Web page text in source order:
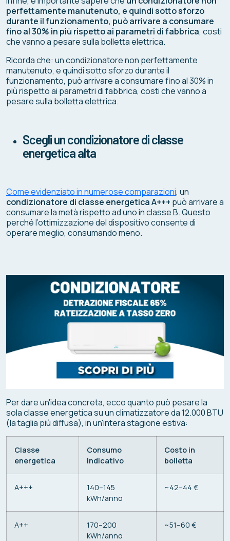
perfettamente manutenuto, e quindi sotto sforzo
durante il funzionamento, può arrivare a consumare
fino al 30% in più rispetto ai parametri di fabbrica, costi
che vanno a pesare sulla bolletta elettrica.
Ricorda che: un condizionatore non perfettamente
manutenuto, e quindi sotto sforzo durante il
funzionamento, può arrivare a consumare fino al 30% in
più rispetto ai parametri di fabbrica, costi che vanno a
pesare sulla bolletta elettrica.
Scegli un condizionatore di classe
energetica alta
Come evidenziato in numerose comparazioni, un
condizionatore di classe energetica A+++ può arrivare a
consumare la metà rispetto ad uno in classe B. Questo
perché l’ottimizzazione del dispositivo consente di
operare meglio, consumando meno.
Per dare un'idea concreta, ecco quanto può pesare la
sola classe energetica su un climatizzatore da 12.000 BTU
(la taglia più diffusa), in un'intera stagione estiva:
Classe
energetica
Consumo
indicativo
Costo in
bolletta
A+++
140–145
kWh/anno
~42–44 €
A++
170–200
kWh/anno
~51–60 €